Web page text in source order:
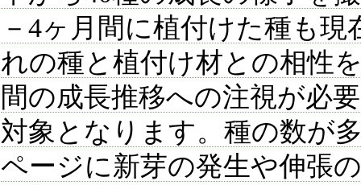
－4ヶ月間に植付けた種も
れの種と植付け材との相性
間の成長推移への注視が必
対象となります。種の数が
ページに新芽の発生や伸張